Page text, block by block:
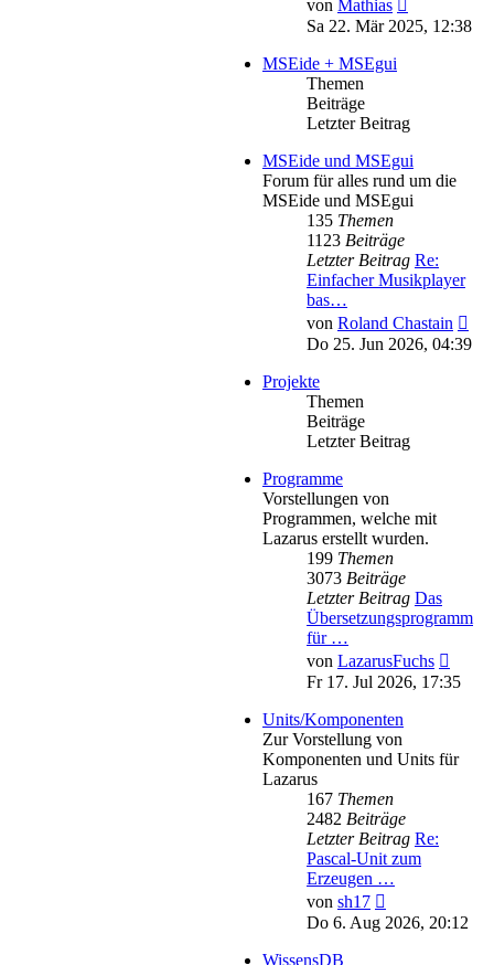
von Mathias
Beitrag
Sa 22. Mär 2025, 12:38
MSEide + MSEgui
Themen
Beiträge
Letzter Beitrag
MSEide und MSEgui
Forum für alles rund um die
MSEide und MSEgui
135 Themen
1123 Beiträge
Letzter Beitrag Re:
Einfacher Musikplayer
bas…
von Roland Chastain
Do 25. Jun 2026, 04:39
Projekte
Themen
Beiträge
Letzter Beitrag
Programme
Vorstellungen von
Programmen, welche mit
Lazarus erstellt wurden.
199 Themen
3073 Beiträge
Letzter Beitrag Das
Übersetzungsprogramm
für …
von LazarusFuchs
Fr 17. Jul 2026, 17:35
Units/Komponenten
Zur Vorstellung von
Komponenten und Units für
Lazarus
167 Themen
2482 Beiträge
Letzter Beitrag Re:
Pascal-Unit zum
Erzeugen …
von sh17
Beitrag
Do 6. Aug 2026, 20:12
WissensDB